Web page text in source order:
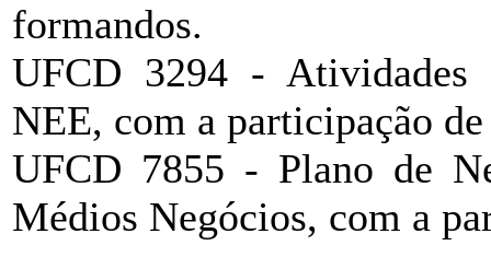
formandos.
UFCD 3294 - Atividades
NEE, com a participação
UFCD 7855 - Plano de
Médios Negócios, com a